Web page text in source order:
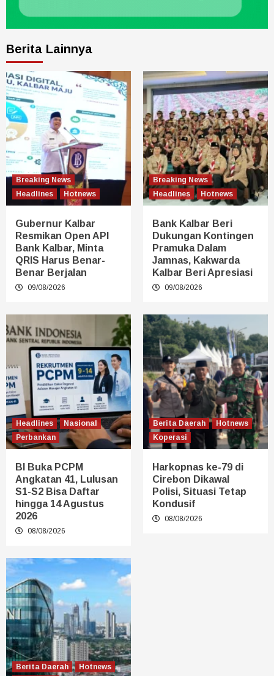
Berita Lainnya
Breaking News
Headlines
Hotnews
Gubernur Kalbar
Resmikan Open API
Bank Kalbar, Minta
QRIS Harus Benar-
Benar Berjalan
09/08/2026
Breaking News
Headlines
Hotnews
Bank Kalbar Beri
Dukungan Kontingen
Pramuka Dalam
Jamnas, Kakwarda
Kalbar Beri Apresiasi
09/08/2026
Headlines
Nasional
Perbankan
BI Buka PCPM
Angkatan 41, Lulusan
S1-S2 Bisa Daftar
hingga 14 Agustus
2026
08/08/2026
Berita Daerah
Hotnews
Koperasi
Harkopnas ke-79 di
Cirebon Dikawal
Polisi, Situasi Tetap
Kondusif
08/08/2026
Berita Daerah Hotnews